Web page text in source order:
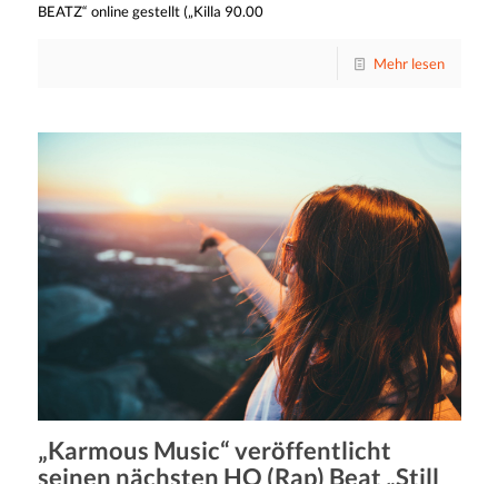
BEATZ“ online gestellt („Killa 90.00
Mehr lesen
„Karmous Music“ veröffentlicht
seinen nächsten HQ (Rap) Beat „Still